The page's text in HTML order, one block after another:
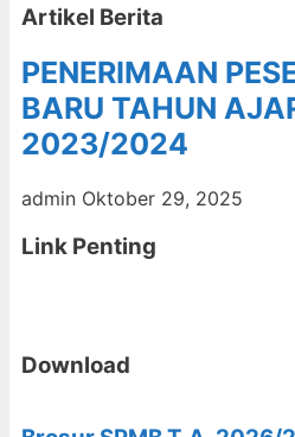
Artikel Berita
PENERIMAAN
BARU TAHUN
2023/2024
admin Oktober 29, 2025
Link Penting
Download